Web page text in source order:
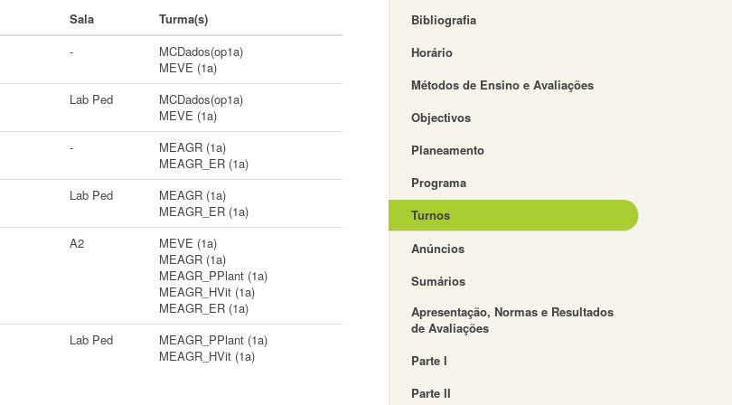
Sala
Turma(s)
-
MCDados(op1a)
MEVE (1a)
Lab Ped
MCDados(op1a)
MEVE (1a)
-
MEAGR (1a)
MEAGR_ER (1a)
Lab Ped
MEAGR (1a)
MEAGR_ER (1a)
A2
MEVE (1a)
MEAGR (1a)
MEAGR_PPlant (1a)
MEAGR_HVit (1a)
MEAGR_ER (1a)
Lab Ped
MEAGR_PPlant (1a)
MEAGR_HVit (1a)
Bibliografia
Horário
Métodos de Ensino e Avaliações
Objectivos
Planeamento
Programa
Turnos
Anúncios
Sumários
Apresentação, Normas e Resultados
de Avaliações
Parte I
Parte II